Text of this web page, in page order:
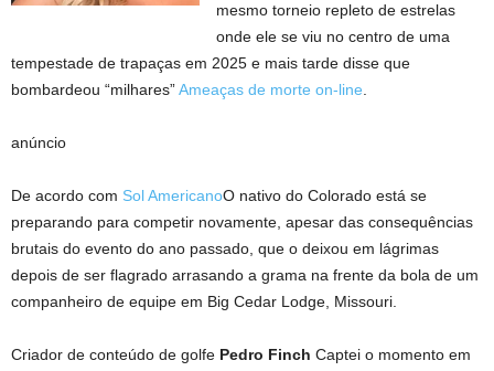
mesmo torneio repleto de estrelas
onde ele se viu no centro de uma
tempestade de trapaças em 2025 e mais tarde disse que
bombardeou “milhares”Ameaças de morte on-line
anúncio
De acordo com Sol AmericanoO nativo do Colorado está se
preparando para competir novamente, apesar das consequências
brutais do evento do ano passado, que o deixou em lágrimas
depois de ser flagrado arrasando a grama na frente da bola de um
companheiro de equipe em Big Cedar Lodge, Missouri.
Criador de conteúdo de golfe Pedro Finch Captei o momento em